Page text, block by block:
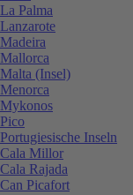
La Palma
Lanzarote
Madeira
Mallorca
Malta (Insel)
Menorca
Mykonos
Pico
Portugiesische Inseln
Cala Millor
Cala Rajada
Can Picafort